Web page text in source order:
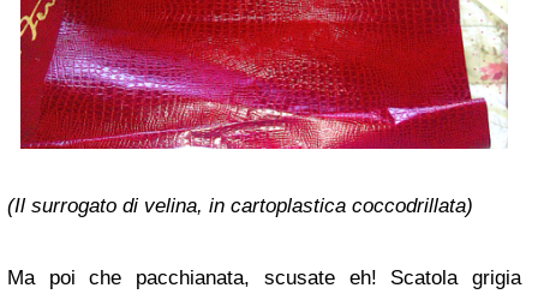
(Il surrogato di velina, in cartoplastica coccodrillata)
Ma poi che pacchianata, scusate eh! Scatola grigia